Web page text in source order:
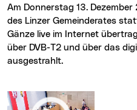
Am Donnerstag 13. Dezember 2018 fand die Budget-Sitzung
des Linzer Gemeinderates
Gänze live im Internet
über DVB-T2 und über das
ausgestrahlt.